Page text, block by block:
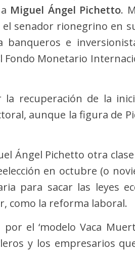
Miguel Ángel Pichetto.
senador rionegrino en
banqueros e
Monetario
recuperación de la
aunque la figura de
Ángel Pichetto otra
en octubre (o
para sacar las leyes
como la reforma laboral.
el ‘modelo Vaca
y los empresarios